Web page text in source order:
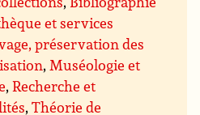
et services
préservation des
,Muséologie et
,Recherche et
,Théorie de